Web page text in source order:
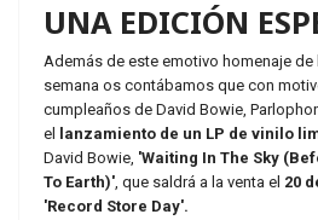
UNA EDICIÓN
Además de este emotivo homenaje de
semana os contábamos que con
cumpleaños de David Bowie,
el
lanzamiento de un LP de vinilo
David Bowie, 'Waiting In The Sky
To Earth)', que saldrá a la venta el 20
'Record Store Day'.